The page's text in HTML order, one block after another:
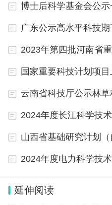
广东公示高水平科技
2024年度长江科学技
2024年度电力科学技
延伸阅读